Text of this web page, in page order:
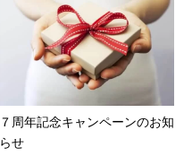
７周年記念キャンペーンのお知
らせ